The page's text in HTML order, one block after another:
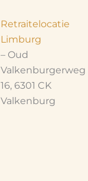
Retraitelocatie
Limburg
– Oud
Valkenburgerweg
16, 6301 CK
Valkenburg